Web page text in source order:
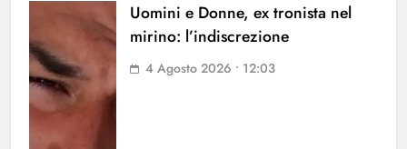
Uomini e Donne, ex tronista nel
mirino: l’indiscrezione
4 Agosto 2026 • 12:03